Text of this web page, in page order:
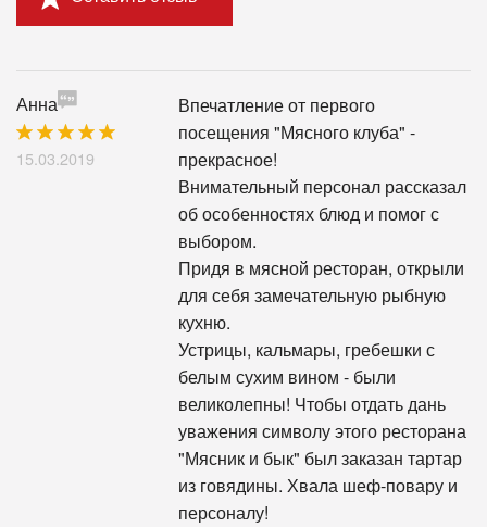
Анна
15.03.2019
Впечатление от первого
посещения "Мясного клуба" -
прекрасное!
Внимательный персонал рассказал
об особенностях блюд и помог с
выбором.
Придя в мясной ресторан, открыли
для себя замечательную рыбную
кухню.
Устрицы, кальмары, гребешки с
белым сухим вином - были
великолепны! Чтобы отдать дань
уважения символу этого ресторана
"Мясник и бык" был заказан тартар
из говядины. Хвала шеф-повару и
персоналу!